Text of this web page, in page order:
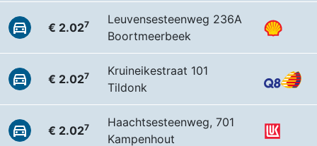
€ 2.027
Leuvensesteenweg 236A
Boortmeerbeek
€ 2.027
Kruineikestraat 101
Tildonk
€ 2.027
Haachtsesteenweg, 701
Kampenhout